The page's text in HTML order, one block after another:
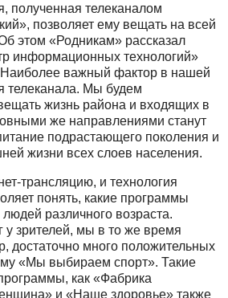
полученная телеканалом
позволяет ему вещать на всей
этом «Родникам» рассказал
информационных технологий»
важный фактор в нашей
телеканала. Мы будем
жизнь района и входящих в
же направлениями станут
подрастающего поколения и
жизни всех слоев населения.
трансляцию, и технология
понять, какие программы
различного возраста.
у зрителей, мы в то же время
достаточно много положительных
«Мы выбираем спорт». Такие
как «Фабрика
и «Наше здоровье» также